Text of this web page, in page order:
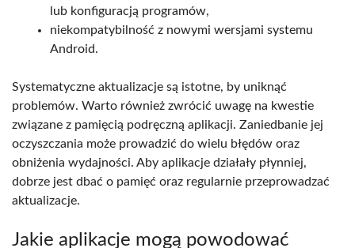
lub konfiguracją programów,
niekompatybilność z nowymi wersjami systemu
Android.
Systematyczne aktualizacje są istotne, by uniknąć
problemów. Warto również zwrócić uwagę na kwestie
związane z pamięcią podręczną aplikacji. Zaniedbanie jej
oczyszczania może prowadzić do wielu błędów oraz
obniżenia wydajności. Aby aplikacje działały płynniej,
dobrze jest dbać o pamięć oraz regularnie przeprowadzać
aktualizacje.
Jakie aplikacje mogą powodować